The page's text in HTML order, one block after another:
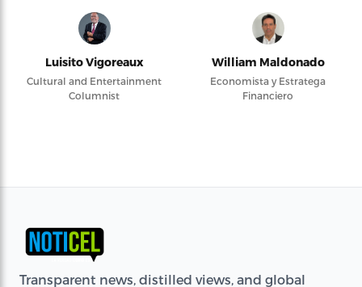
Luisito Vigoreaux
Cultural and Entertainment
Columnist
William Maldonado
Economista y Estratega
Financiero
Transparent news, distilled views, and global